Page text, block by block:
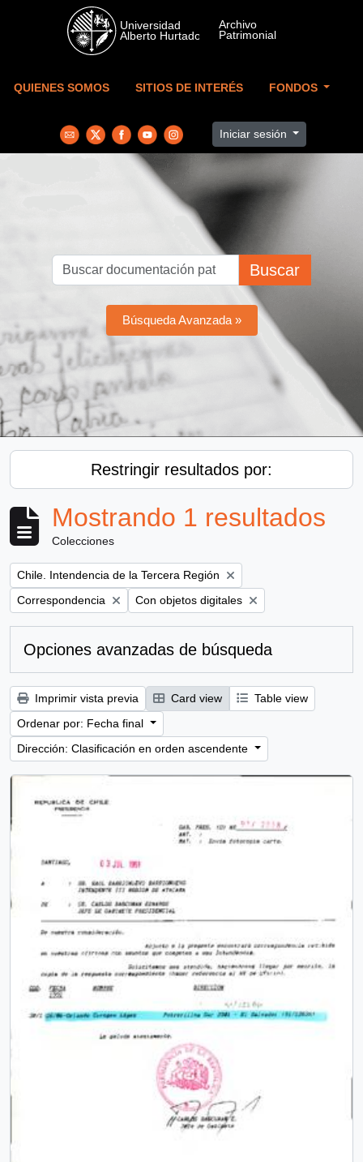
Skip to main content
QUIENES SOMOS SITIOS DE INTERÉS FONDOS
Iniciar sesión
Buscar
Búsqueda Avanzada »
Restringir resultados por:
Mostrando 1 resultados
Colecciones
Remove filter:
Chile. Intendencia de la Tercera Región
Remove filter:
Correspondencia Remove filter:
Con objetos digitales
Opciones avanzadas de búsqueda
Imprimir vista previa Card view
Table view
Ordenar por: Fecha final
Dirección: Clasificación en orden ascendente